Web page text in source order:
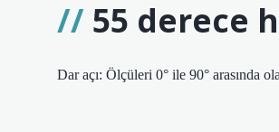
55 derece
Dar açı: Ölçüleri 0° ile 90° arasında